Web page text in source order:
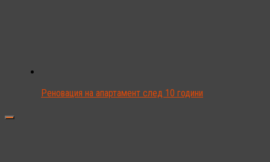
Реновация на апартамент след 10 години